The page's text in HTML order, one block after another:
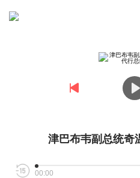
津巴布韦副总统奇
00:00